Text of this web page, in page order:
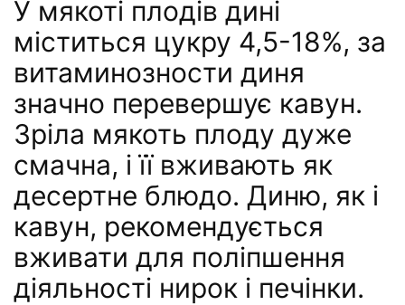
У мякоті плодів дині
міститься цукру 4,5-18%, за
витаминозности диня
значно перевершує кавун.
Зріла мякоть плоду дуже
смачна, і її вживають як
десертне блюдо. Диню, як і
кавун, рекомендується
вживати для поліпшення
діяльності нирок і печінки.